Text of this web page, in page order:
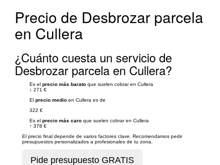
Precio de Desbrozar parcela
en Cullera
¿Cuánto cuesta un servicio de
Desbrozar parcela en Cullera?
Es el precio más barato que suelen cobrar en Cullera
↓ 271 €
El precio medio en Cullera es de
322 €
Es el precio más caro que suelen cobrar en Cullera
↑ 378 €
El precio final depende de varios factores clave. Recomendamos pedir
presupuestos personalizados a profesionales de tu zona.